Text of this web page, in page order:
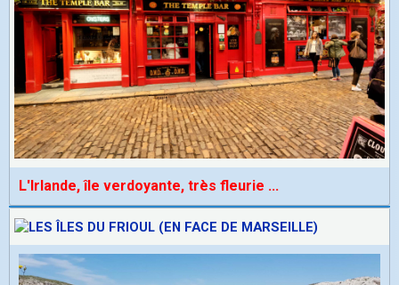
L'Irlande, île verdoyante, très fleurie ...